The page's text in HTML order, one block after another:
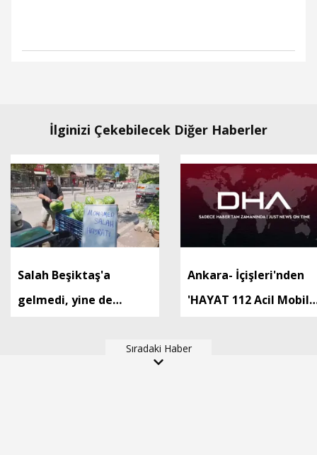
İlginizi Çekebilecek Diğer Haberler
Salah Beşiktaş'a
gelmedi, yine de
Ankara- İçişleri'nden
'HAYAT 112 Acil Mobil
spotu
Sıradaki Haber